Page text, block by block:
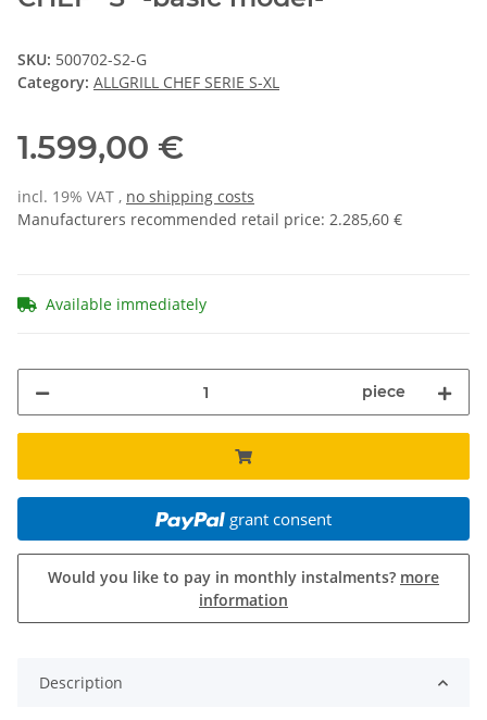
SKU: 500702-S2-G
Category: ALLGRILL CHEF SERIE S-XL
1.599,00 €
incl. 19% VAT , no shipping costs
Manufacturers recommended retail price: 2.285,60 €
Available immediately
piece
grant consent
Would you like to pay in monthly instalments? more
information
Description